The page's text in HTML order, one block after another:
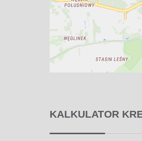
KALKULATOR